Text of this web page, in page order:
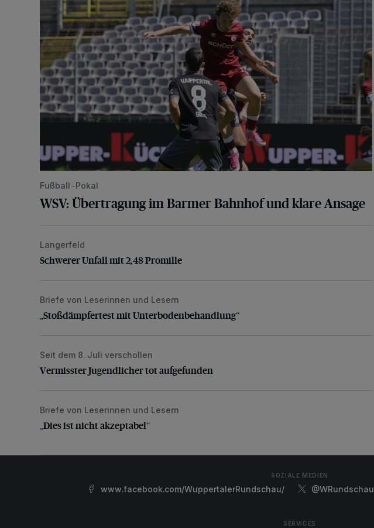
Fußball-Pokal
WSV: Übertragung im Barmer Bahnhof und klare Ansage
Schwerer Unfall mit 2,48 Promille
Langerfeld
Schwerer Unfall mit 2,48 Promille
„Stoßdämpfertest mit Unterbodenbehandlung“
Briefe von Leserinnen und Lesern
„Stoßdämpfertest mit Unterbodenbehandlung“
Vermisster Jugendlicher tot aufgefunden
Seit dem 8. Juli verschollen
Vermisster Jugendlicher tot aufgefunden
„Dies ist nicht akzeptabel“
Briefe von Leserinnen und Lesern
„Dies ist nicht akzeptabel“
SOZIALE MEDIEN
www.facebook.com/WuppertalerRundschau/ @WRundschau
SERVICES